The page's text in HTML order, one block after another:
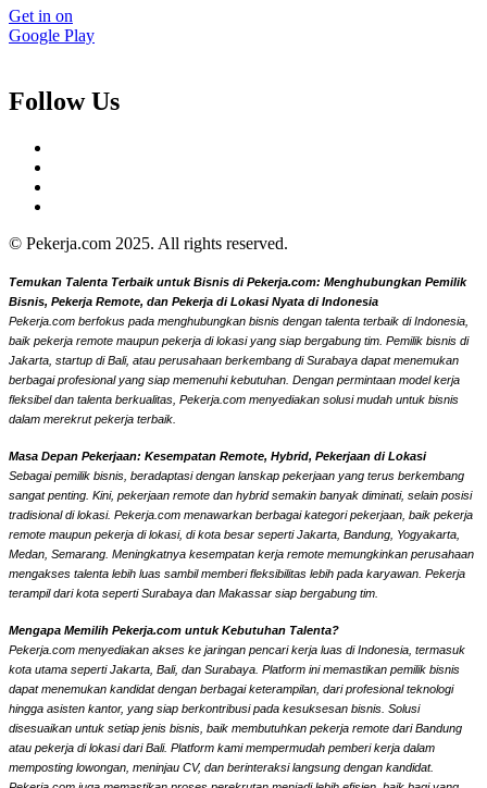
Get in on
Google Play
Follow Us
© Pekerja.com 2025. All rights reserved.
Temukan Talenta Terbaik untuk Bisnis di Pekerja.com: Menghubungkan Pemilik
Bisnis, Pekerja Remote, dan Pekerja di Lokasi Nyata di Indonesia
Pekerja.com berfokus pada menghubungkan bisnis dengan talenta terbaik di Indonesia,
baik pekerja remote maupun pekerja di lokasi yang siap bergabung tim. Pemilik bisnis di
Jakarta, startup di Bali, atau perusahaan berkembang di Surabaya dapat menemukan
berbagai profesional yang siap memenuhi kebutuhan. Dengan permintaan model kerja
fleksibel dan talenta berkualitas, Pekerja.com menyediakan solusi mudah untuk bisnis
dalam merekrut pekerja terbaik.
Masa Depan Pekerjaan: Kesempatan Remote, Hybrid, Pekerjaan di Lokasi
Sebagai pemilik bisnis, beradaptasi dengan lanskap pekerjaan yang terus berkembang
sangat penting. Kini, pekerjaan remote dan hybrid semakin banyak diminati, selain posisi
tradisional di lokasi. Pekerja.com menawarkan berbagai kategori pekerjaan, baik pekerja
remote maupun pekerja di lokasi, di kota besar seperti Jakarta, Bandung, Yogyakarta,
Medan, Semarang. Meningkatnya kesempatan kerja remote memungkinkan perusahaan
mengakses talenta lebih luas sambil memberi fleksibilitas lebih pada karyawan. Pekerja
terampil dari kota seperti Surabaya dan Makassar siap bergabung tim.
Mengapa Memilih Pekerja.com untuk Kebutuhan Talenta?
Pekerja.com menyediakan akses ke jaringan pencari kerja luas di Indonesia, termasuk
kota utama seperti Jakarta, Bali, dan Surabaya. Platform ini memastikan pemilik bisnis
dapat menemukan kandidat dengan berbagai keterampilan, dari profesional teknologi
hingga asisten kantor, yang siap berkontribusi pada kesuksesan bisnis. Solusi
disesuaikan untuk setiap jenis bisnis, baik membutuhkan pekerja remote dari Bandung
atau pekerja di lokasi dari Bali. Platform kami mempermudah pemberi kerja dalam
memposting lowongan, meninjau CV, dan berinteraksi langsung dengan kandidat.